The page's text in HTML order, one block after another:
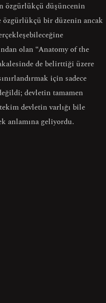
özgürlükçü düşüncenin
özgürlükçü bir düzenin ancak
olan “Anatomy of the
de belirttiği üzere
için sadece
devletin tamamen
devletin varlığı bile
anlamına geliyordu.